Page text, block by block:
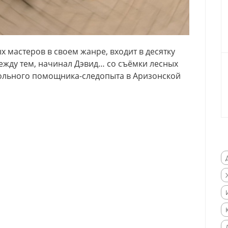
мастеров в своем жанре, входит в десятку
тем, начинал Дэвид… со съёмки лесных
помощника-следопыта в Аризонской